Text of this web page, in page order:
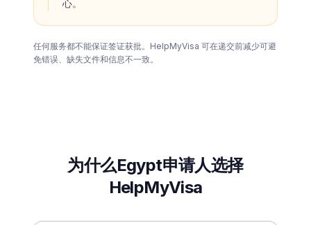
心。
任何服务都不能保证签证获批。HelpMyVisa 可在递交前减少可避
免错误、缺失文件和信息不一致。
为什么Egypt申请人选择
HelpMyVisa